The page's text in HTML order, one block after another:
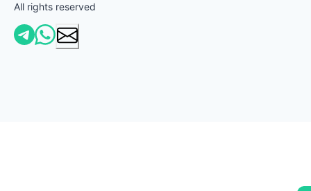
All rights reserved